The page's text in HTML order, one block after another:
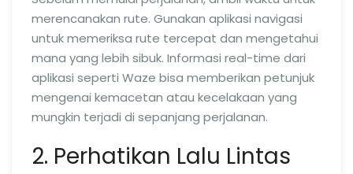
merencanakan rute. Gunakan aplikasi navigasi
untuk memeriksa rute tercepat dan mengetahui
mana yang lebih sibuk. Informasi real-time dari
aplikasi seperti Waze bisa memberikan petunjuk
mengenai kemacetan atau kecelakaan yang
mungkin terjadi di sepanjang perjalanan.
2. Perhatikan Lalu Lintas